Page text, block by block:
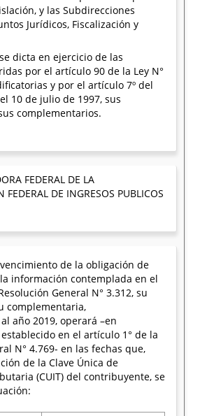
y las Subdirecciones
Jurídicos, Fiscalización y
dicta en ejercicio de las
por el artículo 90 de la Ley N°
y por el artículo 7º del
10 de julio de 1997, sus
complementarios.
FEDERAL DE LA
FEDERAL DE INGRESOS PUBLICOS
vencimiento de la obligación de
información contemplada en el
General N° 3.312, su
complementaria,
año 2019, operará –en
en el artículo 1° de la
N° 4.769- en las fechas que,
de la Clave Única de
(CUIT) del contribuyente, se